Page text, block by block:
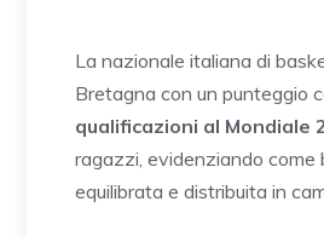
La nazionale italiana di
Bretagna con un punteggio
qualificazioni al Mondiale
ragazzi, evidenziando come
equilibrata e distribuita in